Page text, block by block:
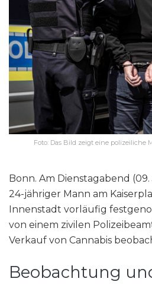
Foto: Das Bild zeigt eine polizeiliche
Bonn. Am Dienstagabend
24-jähriger Mann am
Innenstadt vorläufig
von einem zivilen
Verkauf von Cannabis
Beobachtung